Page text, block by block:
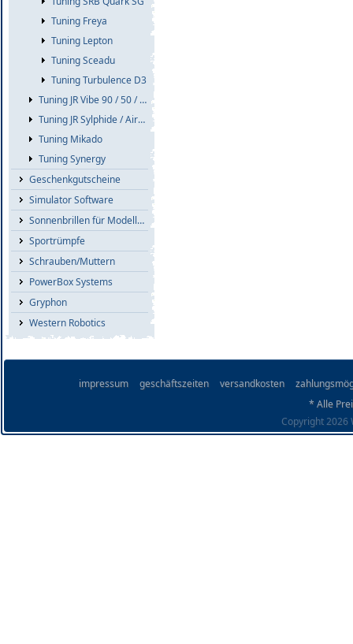
Tuning Freya
Tuning Lepton
Tuning Sceadu
Tuning Turbulence D3
Tuning JR Vibe 90 / 50 / E8
Tuning JR Sylphide / Airskipper
Tuning Mikado
Tuning Synergy
Geschenkgutscheine
Simulator Software
Sonnenbrillen für Modellflieger
Sportrümpfe
Schrauben/Muttern
PowerBox Systems
Gryphon
Western Robotics
impressum geschäftszeiten versandkosten
* Alle
Copyright 2026